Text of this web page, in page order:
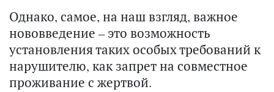
Однако, самое, на наш взгляд, важное
нововведение – это возможность
установления таких особых требований к
нарушителю, как запрет на совместное
проживание с жертвой.